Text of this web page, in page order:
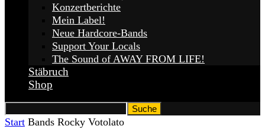
Konzertberichte
Mein Label!
Neue Hardcore-Bands
Support Your Locals
The Sound of AWAY FROM LIFE!
Stäbruch
Shop
Start Bands Rocky Votolato